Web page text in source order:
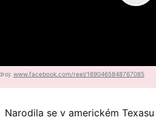
www.facebook.com/reel/1690465848767085
Narodila se v americkém